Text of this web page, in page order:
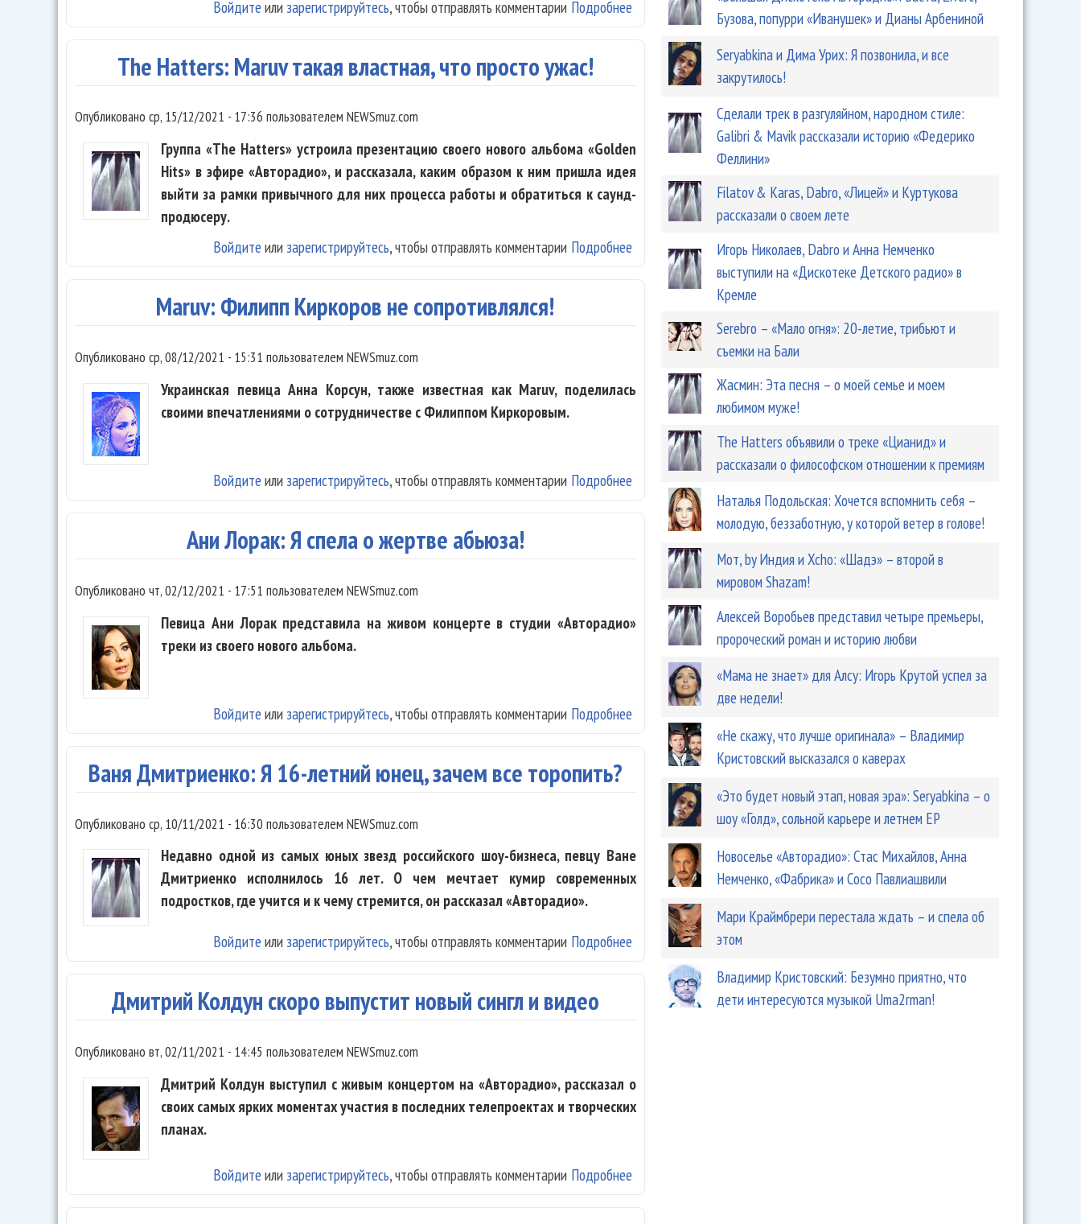
Подробнее о ГПМ Радио и РМГ создают объединенный сейлз-хаус в Санкт-
Петербурге
Войдите или зарегистрируйтесь, чтобы отправлять комментарии
The Hatters: Maruv такая властная, что просто ужас!
Опубликовано ср, 15/12/2021 - 17:36 пользователем NEWSmuz.com
Группа «The Hatters» устроила презентацию своего нового альбома «Golden
Hits» в эфире «Авторадио», и рассказала, каким образом к ним пришла идея
выйти за рамки привычного для них процесса работы и обратиться к саунд-
продюсеру.
Подробнее о The Hatters: Maruv такая властная, что просто ужас!
Войдите или зарегистрируйтесь, чтобы отправлять комментарии
Maruv: Филипп Киркоров не сопротивлялся!
Опубликовано ср, 08/12/2021 - 15:31 пользователем NEWSmuz.com
Украинская певица Анна Корсун, также известная как Maruv, поделилась
своими впечатлениями о сотрудничестве с Филиппом Киркоровым.
Подробнее о Maruv: Филипп Киркоров не сопротивлялся!
Войдите или зарегистрируйтесь, чтобы отправлять комментарии
Ани Лорак: Я спела о жертве абьюза!
Опубликовано чт, 02/12/2021 - 17:51 пользователем NEWSmuz.com
Певица Ани Лорак представила на живом концерте в студии «Авторадио»
треки из своего нового альбома.
Подробнее
Войдите или зарегистрируйтесь, чтобы отправлять комментарии
Ваня Дмитриенко: Я 16-летний юнец, зачем все торопить?
Опубликовано ср, 10/11/2021 - 16:30 пользователем NEWSmuz.com
Недавно одной из самых юных звезд российского шоу-бизнеса, певцу Ване
Дмитриенко исполнилось 16 лет. О чем мечтает кумир современных
подростков, где учится и к чему стремится, он рассказал «Авторадио».
Подробнее о Ваня Дмитриенко: Я 16-летний юнец, зачем все торопить?
Войдите или зарегистрируйтесь, чтобы отправлять комментарии
Дмитрий Колдун скоро выпустит новый сингл и видео
Опубликовано вт, 02/11/2021 - 14:45 пользователем NEWSmuz.com
Дмитрий Колдун выступил с живым концертом на «Авторадио», рассказал о
своих самых ярких моментах участия в последних телепроектах и творческих
планах.
Подробнее
Войдите или зарегистрируйтесь, чтобы отправлять комментарии
Бузова, попурри «Иванушек» и Дианы Арбениной
Seryabkina и Дима Урих: Я позвонила, и все
закрутилось!
Сделали трек в разгуляйном, народном стиле:
Galibri & Mavik рассказали историю «Федерико
Феллини»
Filatov & Karas, Dabro, «Лицей» и Куртукова
рассказали о своем лете
Игорь Николаев, Dabro и Анна Немченко
выступили на «Дискотеке Детского радио» в
Кремле
Serebro – «Мало огня»: 20-летие, трибьют и
съемки на Бали
Жасмин: Эта песня – о моей семье и моем
любимом муже!
The Hatters объявили о треке «Цианид» и
рассказали о философском отношении к премиям
Наталья Подольская: Хочется вспомнить себя –
молодую, беззаботную, у которой ветер в голове!
Мот, by Индия и Xcho: «Шадэ» – второй в
мировом Shazam!
Алексей Воробьев представил четыре премьеры,
пророческий роман и историю любви
«Мама не знает» для Алсу: Игорь Крутой успел за
две недели!
«Не скажу, что лучше оригинала» – Владимир
Кристовский высказался о каверах
«Это будет новый этап, новая эра»: Seryabkina – о
шоу «Голд», сольной карьере и летнем EP
Новоселье «Авторадио»: Стас Михайлов, Анна
Немченко, «Фабрика» и Сосо Павлиашвили
Мари Краймбрери перестала ждать – и спела об
этом
Владимир Кристовский: Безумно приятно, что
дети интересуются музыкой Uma2rman!